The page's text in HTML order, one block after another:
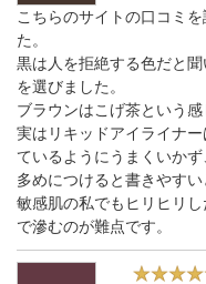
こちらのサイトの口コミ
た。
黒は人を拒絶する色だと
を選びました。
ブラウンはこげ茶という感
実はリキッドアイライナ
ているようにうまくいか
多めにつけると書きやすい
敏感肌の私でもヒリヒリ
で滲むのが難点です。